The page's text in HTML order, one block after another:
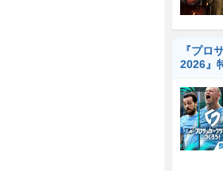
『プロ
2026』